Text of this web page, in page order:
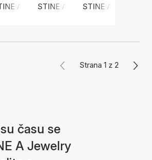
A JewelrySTINE A JewelrySTINE A Jewelry
Strana 1 z 2
času se
A Jewelry